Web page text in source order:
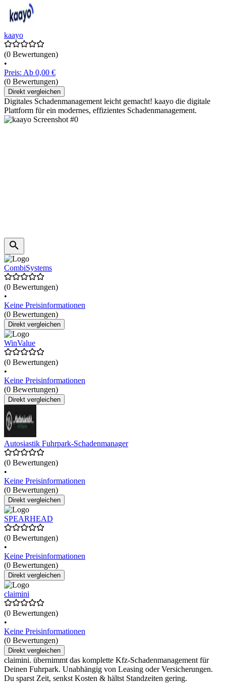
kaayo
(0 Bewertungen)
•
Preis: Ab 0,00 €
(0 Bewertungen)
Direkt vergleichen
Digitales Schadenmanagement leicht gemacht! kaayo die digitale
Plattform für ein modernes, effizientes Schadenmanagement.
CombiSystems
(0 Bewertungen)
•
Keine Preisinformationen
(0 Bewertungen)
Direkt vergleichen
WinValue
(0 Bewertungen)
•
Keine Preisinformationen
(0 Bewertungen)
Direkt vergleichen
Autosiastik Fuhrpark-Schadenmanager
(0 Bewertungen)
•
Keine Preisinformationen
(0 Bewertungen)
Direkt vergleichen
SPEARHEAD
(0 Bewertungen)
•
Keine Preisinformationen
(0 Bewertungen)
Direkt vergleichen
claimini
(0 Bewertungen)
•
Keine Preisinformationen
(0 Bewertungen)
Direkt vergleichen
claimini. übernimmt das komplette Kfz-Schadenmanagement für
Deinen Fuhrpark. Unabhängig von Leasing oder Versicherungen.
Du sparst Zeit, senkst Kosten & hältst Standzeiten gering.